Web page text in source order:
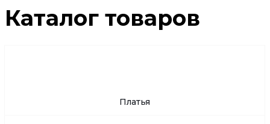
Каталог товаров
Платья